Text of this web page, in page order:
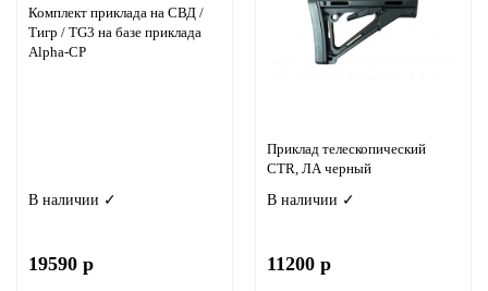
Комплект приклада на СВД /
Тигр / TG3 на базе приклада
Alpha-CP
В наличии ✓
19590 р
Приклад телескопический
CTR, ЛА черный
В наличии ✓
11200 р